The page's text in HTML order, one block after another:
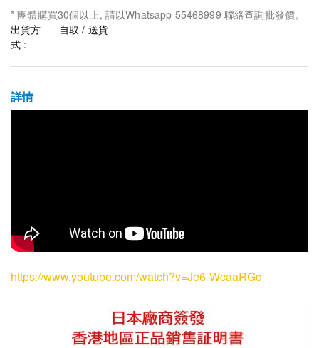
* 團體購買30個以上, 請以Whatsapp 55468999 聯絡查詢批發價。
出貨方
式 :
自取 / 送貨
詳情
https://www.youtube.com/watch?v=Je6-WcaaRGc